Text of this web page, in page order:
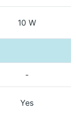
10 W
-
Yes